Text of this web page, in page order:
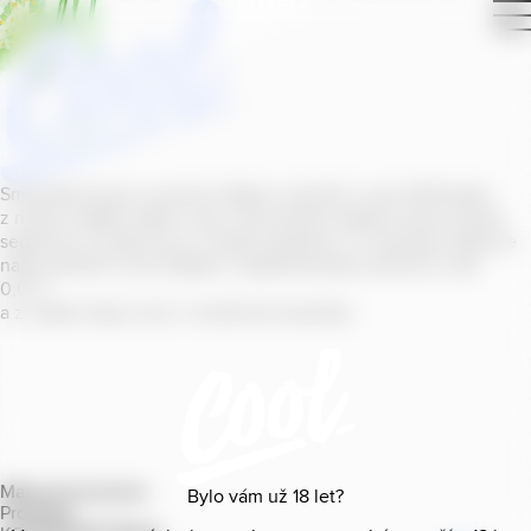
Bylo vám už 18 let?
Smícháním piva s ovocnou šťávou vytvořil v roce
z našich sládků
segmentu na bázi piva v České republice. V současné době se
naše portfolio Cool skládá z nealkoholických příchutí s alk.
0
a z nealko řady Cool+ s funkčními benefity.
Mapa provozoven
Produkty